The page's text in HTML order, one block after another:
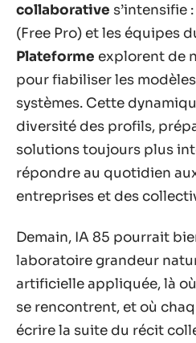
collaborative s’intensifie :
(Free Pro) et les équipes
Plateforme explorent de
pour fiabiliser les
systèmes. Cette
diversité des profils,
solutions toujours plus
répondre au quotidien
entreprises et des
Demain, IA 85 pourrait
laboratoire grandeur
artificielle appliquée, là
se rencontrent, et où
écrire la suite du récit